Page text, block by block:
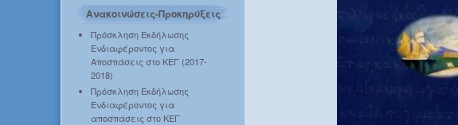
Ανακοινώσεις-Προκηρύξεις
Πρόσκληση Εκδήλωσης
Ενδιαφέροντος για
Αποσπάσεις στο ΚΕΓ (2017-
2018)
Πρόσκληση Εκδήλωσης
Ενδιαφέροντος για
αποσπάσεις στο ΚΕΓ